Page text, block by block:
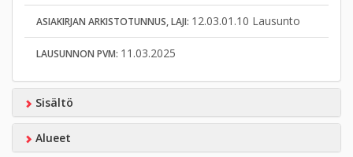
ASIAKIRJAN ARKISTOTUNNUS, LAJI: 12.03.01.10 Lausunto
LAUSUNNON PVM: 11.03.2025
Sisältö
Alueet